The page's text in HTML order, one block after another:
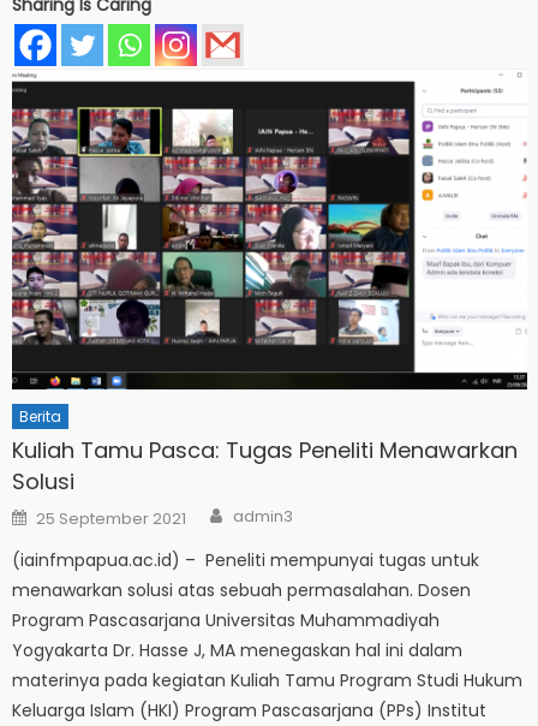
Berita
Kuliah Tamu Pasca: Tugas Peneliti Menawarkan
Solusi
Posted
on
25 September 2021 Author
admin3
(iainfmpapua.ac.id) – Peneliti mempunyai tugas untuk
menawarkan solusi atas sebuah permasalahan. Dosen
Program Pascasarjana Universitas Muhammadiyah
Yogyakarta Dr. Hasse J, MA menegaskan hal ini dalam
materinya pada kegiatan Kuliah Tamu Program Studi Hukum
Keluarga Islam (HKI) Program Pascasarjana (PPs) Institut